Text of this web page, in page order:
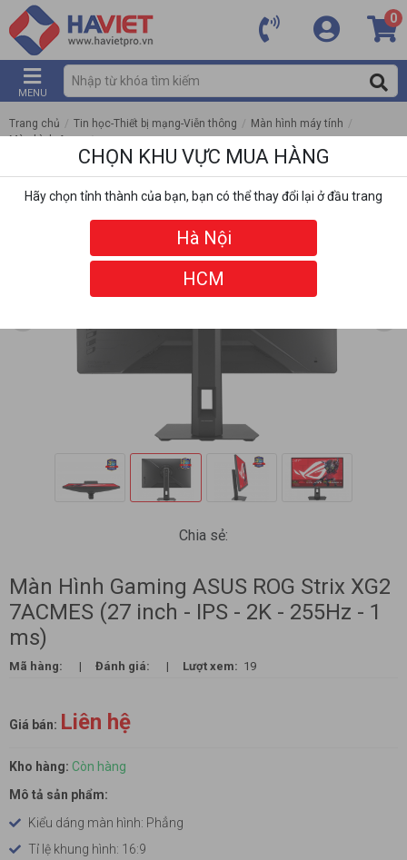
0
MENU
Trang chủ / Tin học-Thiết bị mạng-Viễn thông / Màn hình máy tính /
Màn hình Asus /
Màn Hình Gaming ASUS ROG Strix XG27ACMES (27 inch - IPS - 2K - 255Hz -
Chia sẻ:
Màn Hình Gaming ASUS ROG Strix XG2
7ACMES (27 inch - IPS - 2K - 255Hz - 1
ms)
Mã hàng: | Đánh giá: | Lượt xem: 19
Giá bán: Liên hệ
Kho hàng: Còn hàng
Mô tả sản phẩm:
Kiểu dáng màn hình: Phẳng
Tỉ lệ khung hình: 16:9
CHỌN KHU VỰC MUA HÀNG
Hãy chọn tỉnh thành của bạn, bạn có thể thay đổi lại ở đầu trang
Hà Nội
HCM